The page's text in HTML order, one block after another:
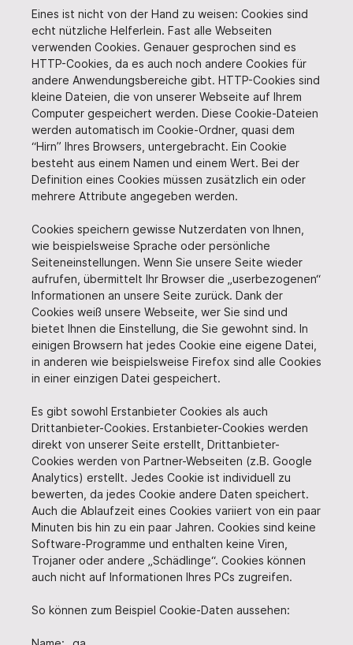
Eines ist nicht von der Hand zu weisen: Cookies sind
echt nützliche Helferlein. Fast alle Webseiten
verwenden Cookies. Genauer gesprochen sind es
HTTP-Cookies, da es auch noch andere Cookies für
andere Anwendungsbereiche gibt. HTTP-Cookies sind
kleine Dateien, die von unserer Webseite auf Ihrem
Computer gespeichert werden. Diese Cookie-Dateien
werden automatisch im Cookie-Ordner, quasi dem
“Hirn” Ihres Browsers, untergebracht. Ein Cookie
besteht aus einem Namen und einem Wert. Bei der
Definition eines Cookies müssen zusätzlich ein oder
mehrere Attribute angegeben werden.
Cookies speichern gewisse Nutzerdaten von Ihnen,
wie beispielsweise Sprache oder persönliche
Seiteneinstellungen. Wenn Sie unsere Seite wieder
aufrufen, übermittelt Ihr Browser die „userbezogenen“
Informationen an unsere Seite zurück. Dank der
Cookies weiß unsere Webseite, wer Sie sind und
bietet Ihnen die Einstellung, die Sie gewohnt sind. In
einigen Browsern hat jedes Cookie eine eigene Datei,
in anderen wie beispielsweise Firefox sind alle Cookies
in einer einzigen Datei gespeichert.
Es gibt sowohl Erstanbieter Cookies als auch
Drittanbieter-Cookies. Erstanbieter-Cookies werden
direkt von unserer Seite erstellt, Drittanbieter-
Cookies werden von Partner-Webseiten (z.B. Google
Analytics) erstellt. Jedes Cookie ist individuell zu
bewerten, da jedes Cookie andere Daten speichert.
Auch die Ablaufzeit eines Cookies variiert von ein paar
Minuten bis hin zu ein paar Jahren. Cookies sind keine
Software-Programme und enthalten keine Viren,
Trojaner oder andere „Schädlinge“. Cookies können
auch nicht auf Informationen Ihres PCs zugreifen.
So können zum Beispiel Cookie-Daten aussehen: